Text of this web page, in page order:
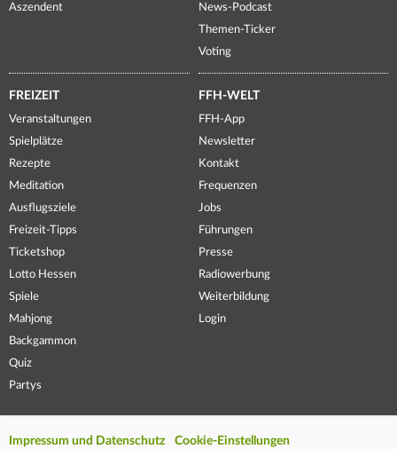
Aszendent
News-Podcast
Themen-Ticker
Voting
FREIZEIT
Veranstaltungen
Spielplätze
Rezepte
Meditation
Ausflugsziele
Freizeit-Tipps
Ticketshop
Lotto Hessen
Spiele
Mahjong
Backgammon
Quiz
Partys
FFH-WELT
FFH-App
Newsletter
Kontakt
Frequenzen
Jobs
Führungen
Presse
Radiowerbung
Weiterbildung
Login
Impressum und Datenschutz Cookie-Einstellungen